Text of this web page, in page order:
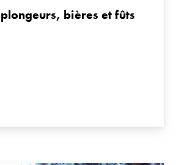
bières et fûts